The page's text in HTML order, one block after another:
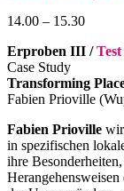
14.00 – 15.30
Erproben III /
Case Study
Transforming
Fabien Prioville
Fabien Prioville
in spezifischen
ihre